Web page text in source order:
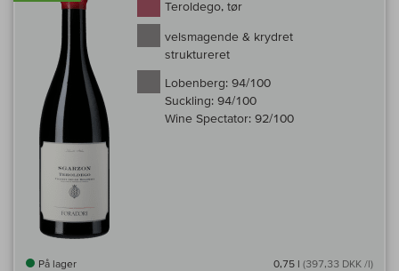
Teroldego, tør
velsmagende & krydret
struktureret
Lobenberg: 94/100
Suckling: 94/100
Wine Spectator: 92/100
På lager 0,75 l (397,33 DKK /l)